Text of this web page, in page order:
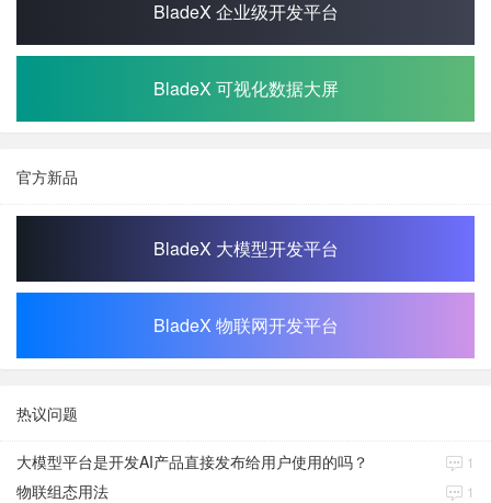
BladeX 企业级开发平台
BladeX 可视化数据大屏
官方新品
BladeX 大模型开发平台
BladeX 物联网开发平台
热议问题
大模型平台是开发AI产品直接发布给用户使用的吗？ 1
物联组态用法 1